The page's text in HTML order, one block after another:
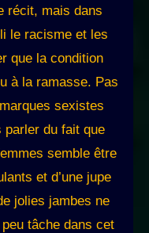
récit, mais dans
le racisme et les
que la condition
à la ramasse. Pas
sexistes
du fait que
semble être
et d’une jupe
jolies jambes ne
tâche dans cet